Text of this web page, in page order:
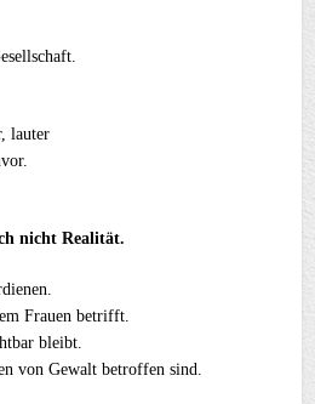
lauter
nicht Realität.
Frauen betrifft.
bleibt.
von Gewalt betroffen sind.